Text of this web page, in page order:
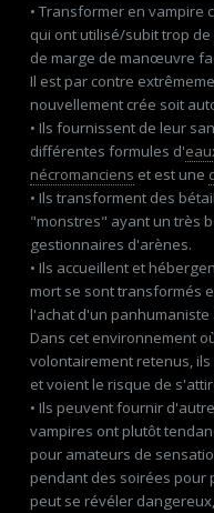
• Transformer en vampire
qui ont utilisé/subit trop de
de marge de manœuvre
Il est par contre
nouvellement crée soit
• Ils fournissent de leur
différentes formules d'
nécromanciens et est une
• Ils transforment des
"monstres" ayant un très
gestionnaires d'arènes.
• Ils accueillent et
mort se sont transformés
l'achat d'un
Dans cet environnement
volontairement retenus,
et voient le risque de
• Ils peuvent fournir
vampires ont plutôt
pour amateurs de
pendant des soirées pour
peut se révéler